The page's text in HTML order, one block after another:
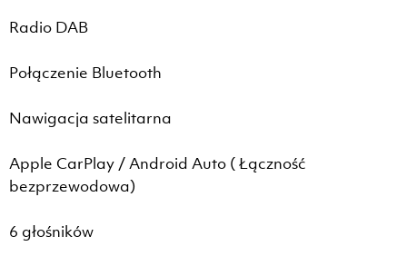
Radio DAB
Połączenie Bluetooth
Nawigacja satelitarna
Apple CarPlay / Android Auto ( Łączność
bezprzewodowa)
6 głośników